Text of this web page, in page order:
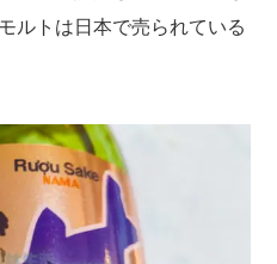
ルトは日本で売られている